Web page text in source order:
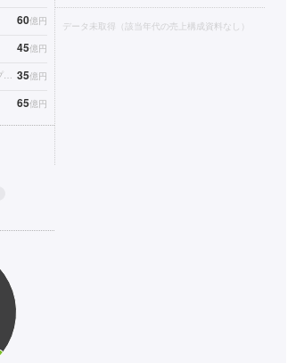
60億円
45億円
ポリエチレン・スチロール・ポリプロピレン樹脂製品 35億円
65億円
データ未取得（該当年代の売上構成資料なし）